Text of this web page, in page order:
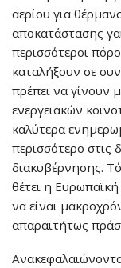
αερίου για
αποκατάστασης
περισσότεροι
καταλήξουν σε
πρέπει να γίνουν
ενεργειακών
καλύτερα
περισσότερο στις
διακυβέρνησης.
θέτει η
να είναι
απαραιτήτως